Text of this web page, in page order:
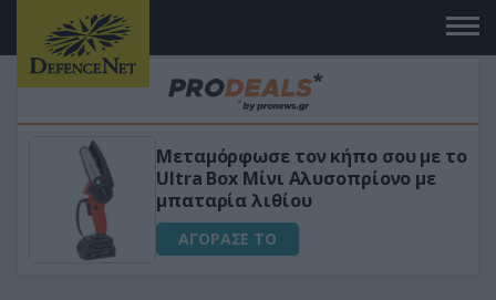
«Μαγική» φόρμουλα τριβόλι + VIP
για αύξηση της λίμπιντο
ΑΓΟΡΑΣΕ ΤΟ